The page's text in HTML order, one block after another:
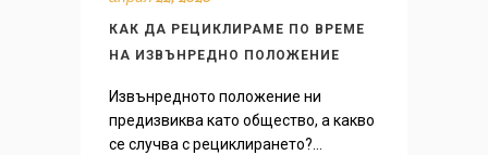
КАК ДА РЕЦИКЛИРАМЕ ПО ВРЕМЕ
НА ИЗВЪНРЕДНО ПОЛОЖЕНИЕ
Извънредното положение ни
предизвиква като общество, а какво
се случва с рециклирането?...